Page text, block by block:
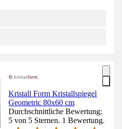
Kristall Form Kristallspiegel
Geometric 80x60 cm
Durchschnittliche Bewertung:
5 von 5 Sternen. 1 Bewertung.